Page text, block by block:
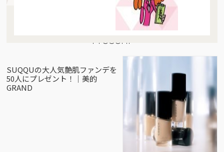
Present
SUQQUの大人気艶肌ファンデを
50人にプレゼント！｜美的
GRAND